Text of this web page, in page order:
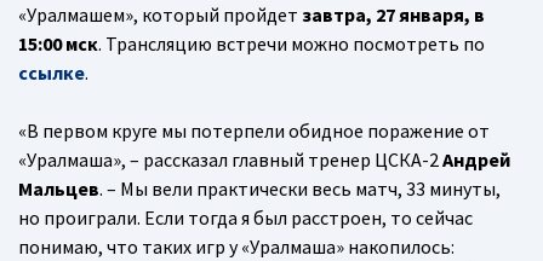
«Уралмашем», который пройдет завтра, 27 января, в
15:00 мск. Трансляцию встречи можно посмотреть по
ссылке.
«В первом круге мы потерпели обидное поражение от
«Уралмаша», – рассказал главный тренер ЦСКА-2Андрей
Мальцев. – Мы вели практически весь матч, 33 минуты,
но проиграли. Если тогда я был расстроен, то сейчас
понимаю, что таких игр у «Уралмаша» накопилось: